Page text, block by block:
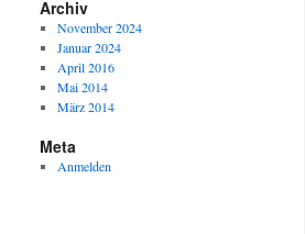
Archiv
November 2024
Januar 2024
April 2016
Mai 2014
März 2014
Meta
Anmelden